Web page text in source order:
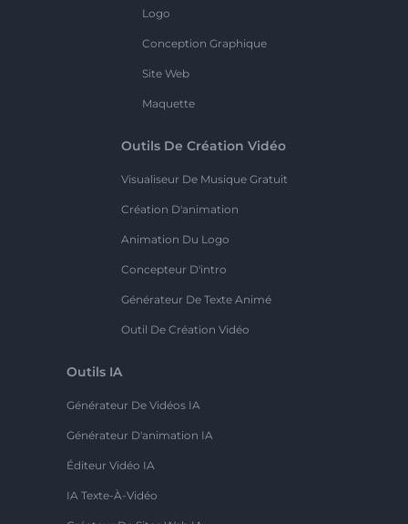
Logo
Conception Graphique
Site Web
Maquette
Outils De Création Vidéo
Visualiseur De Musique Gratuit
Création D'animation
Animation Du Logo
Concepteur D'intro
Générateur De Texte Animé
Outil De Création Vidéo
Outils IA
Générateur De Vidéos IA
Générateur D'animation IA
Éditeur Vidéo IA
IA Texte-À-Vidéo